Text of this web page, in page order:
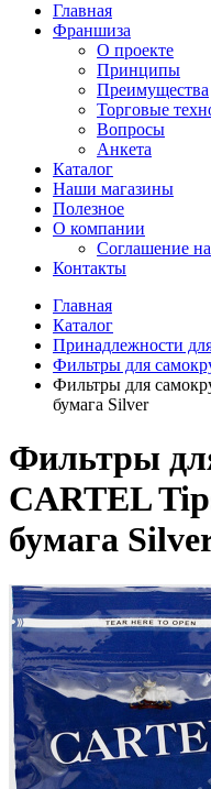
Главная
Франшиза
О проекте
Принципы
Преимущества
Торговые
Вопросы
Анкета
Каталог
Наши магазины
Полезное
О компании
Соглашение
Контакты
Главная
Каталог
Принадлежности
Фильтры для
Фильтры для
бумага Silver
Фильтры
CARTEL
бумага